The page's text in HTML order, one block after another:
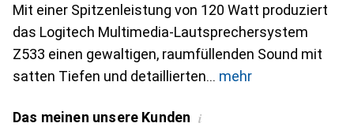
Mit einer Spitzenleistung von 120 Watt produziert
das Logitech Multimedia-Lautsprechersystem
Z533 einen gewaltigen, raumfüllenden Sound mit
satten Tiefen und detaillierten
mehr
Das meinen unsere Kunden i